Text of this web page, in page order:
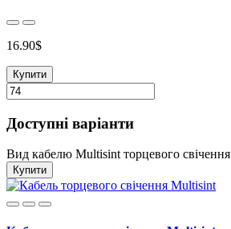
16.90$
Купити
Доступні варіанти
Вид кабелю Multisint торцевого свічення
Купити